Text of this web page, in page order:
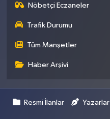
Nöbetçi Eczaneler
Trafik Durumu
Tüm Manşetler
Haber Arşivi
Resmi İlanlar Yazarlar